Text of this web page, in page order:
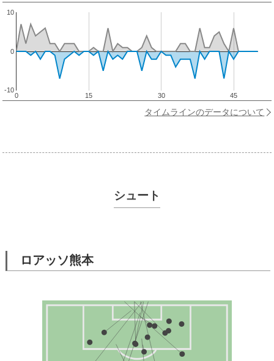
0 15 30 45
-10
0
10
タイムラインのデータについて
シュート
ロアッソ熊本